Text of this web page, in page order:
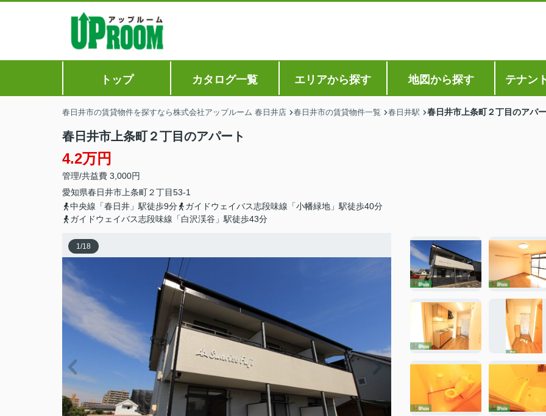
トップ カタログ一覧 エリアから探す 地図から探す テナン
春日井市の賃貸物件を探すなら株式会社アップルーム 春日井店 春日井市の賃貸物件一覧 春日井駅 春日井市上条町２丁目のアパ
春日井市上条町２丁目のアパート
4.2万円
管理/共益費 3,000円
愛知県春日井市 上条町２丁目53-1
中央線「春日井」駅徒歩9分
ガイドウェイバス志段味線「小幡緑地」駅徒歩40分
ガイドウェイバス志段味線「白沢渓谷」駅徒歩43分
1/18